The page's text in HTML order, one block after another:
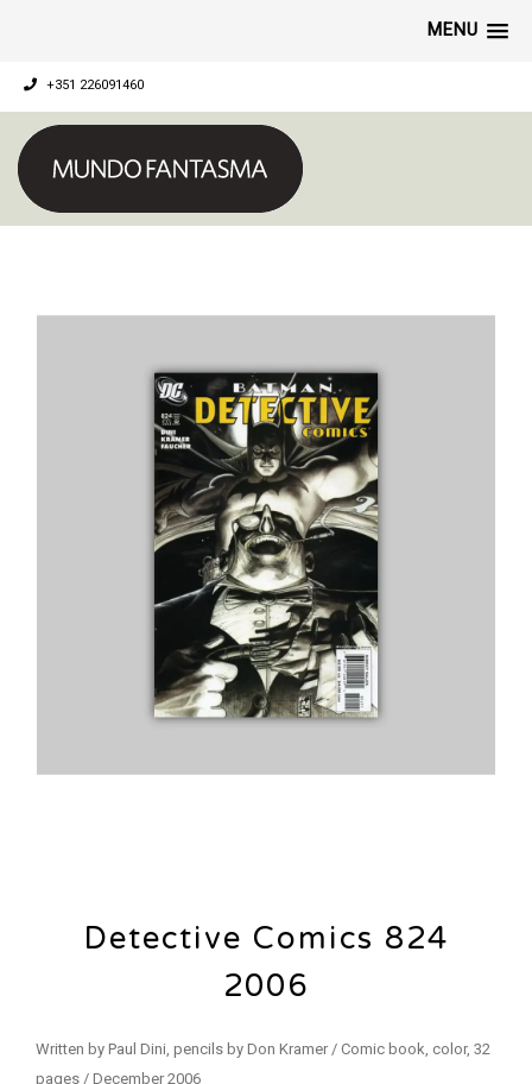
MENU
+351 226091460
Detective Comics 824
2006
Written by Paul Dini, pencils by Don Kramer / Comic book, color, 32
pages / December 2006